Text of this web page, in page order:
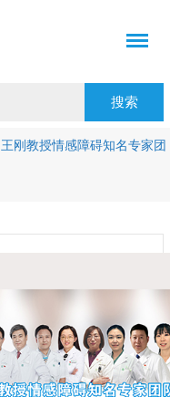
王刚教授情感障碍知名专家团